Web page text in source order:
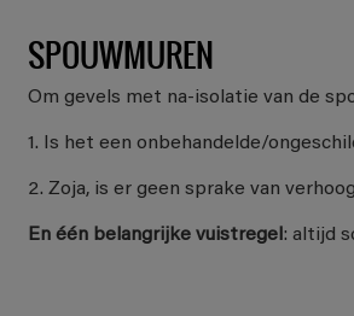
SPOUWMUREN
Om gevels met na-isolatie van de
1. Is het een onbehandelde/
2. Zoja, is er geen sprake van
En één belangrijke vuistregel : altijd